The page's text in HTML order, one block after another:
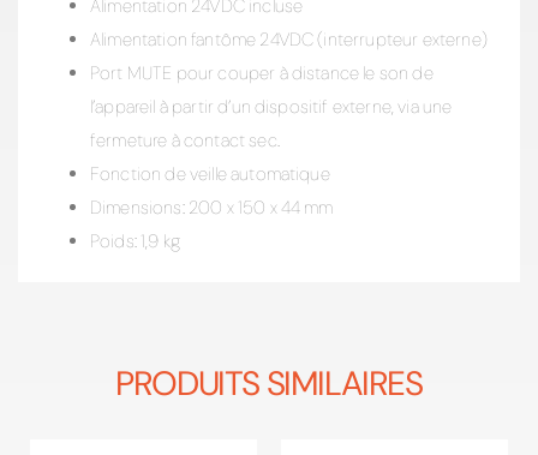
Alimentation 24VDC incluse
Alimentation fantôme 24VDC (interrupteur externe)
Port MUTE pour couper à distance le son de
l’appareil à partir d’un dispositif externe, via une
fermeture à contact sec.
Fonction de veille automatique
Dimensions: 200 x 150 x 44 mm
Poids: 1,9 kg
PRODUITS SIMILAIRES